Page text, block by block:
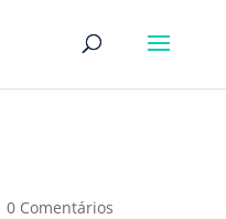
0 Comentários